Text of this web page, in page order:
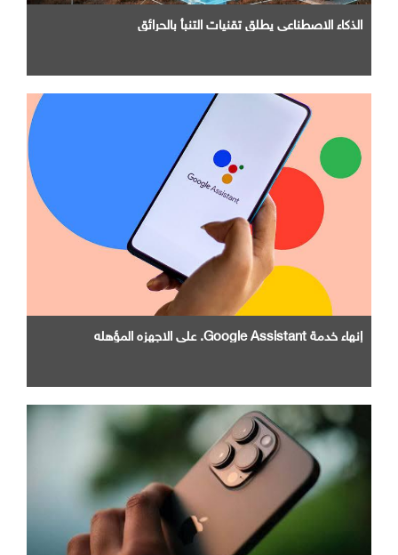
الذكاء الاصطناعي يطلق تقنيات التنبأ بالحرائق
إنهاء خدمة Google Assistant. علي الاجهزه المؤهله